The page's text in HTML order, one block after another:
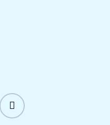
instagram